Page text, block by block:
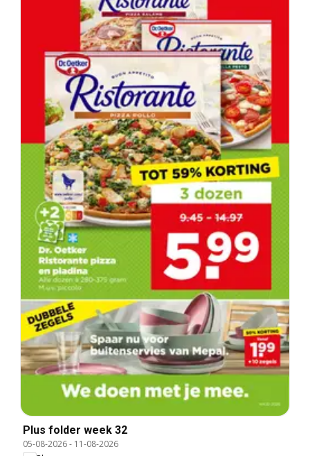
Plus folder week 32
05-08-2026- 11-08-2026